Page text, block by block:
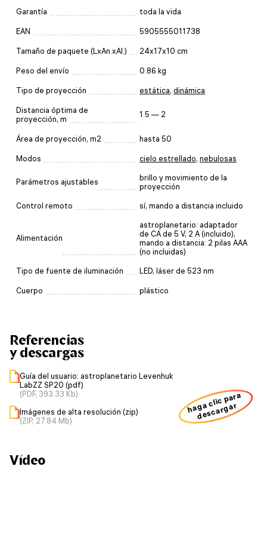
Garantía toda la vida
EAN 5905555011738
Tamaño de paquete (LxAn.xAl.) 24x17x10 cm
Peso del envío 0.86 kg
Tipo de proyección estática, dinámica
Distancia óptima de
proyección, m
1.5 — 2
Área de proyección, m2 hasta 50
Modos cielo estrellado, nebulosas
Parámetros ajustables
brillo y movimiento de la
proyección
Control remoto sí, mando a distancia incluido
Alimentación
astroplanetario: adaptador
de CA de 5 V, 2 A (incluido),
mando a distancia: 2 pilas AAA
(no incluidas)
Tipo de fuente de iluminación LED, láser de 523 nm
Cuerpo plástico
Referencias
y descargas
Guía del usuario: astroplanetario Levenhuk
LabZZ SP20 (pdf)
(PDF, 393.33 Kb)
Imágenes de alta resolución (zip)
(ZIP, 27.84 Mb)
haga clic para
descargar
Vídeo